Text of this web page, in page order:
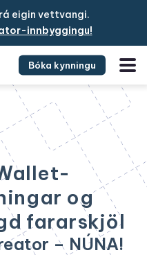
eigin vettvangi.
innbyggingu!
Bóka kynningu
og
fararskjöl
– NÚNA!